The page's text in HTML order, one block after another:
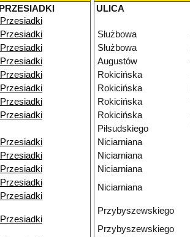
PRZESIADKI
Przesiadki
Przesiadki
Przesiadki
Przesiadki
Przesiadki
Przesiadki
Przesiadki
Przesiadki
Przesiadki
Przesiadki
Przesiadki
Przesiadki
Przesiadki
Przesiadki
ULICA
Służbowa
Służbowa
Augustów
Rokicińska
Rokicińska
Rokicińska
Rokicińska
Piłsudskiego
Niciarniana
Niciarniana
Niciarniana
Niciarniana
Przybyszewskiego
Przybyszewskiego